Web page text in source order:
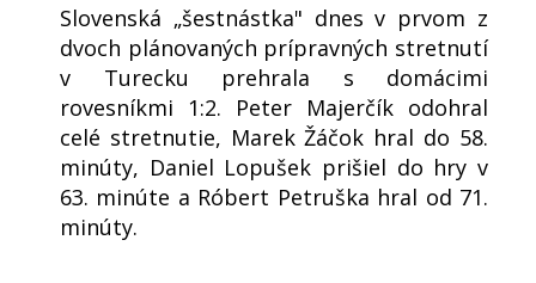
Slovenská „šestnástka" dnes v prvom z
dvoch plánovaných prípravných stretnutí
v Turecku prehrala s domácimi
rovesníkmi 1:2. Peter Majerčík odohral
celé stretnutie, Marek Žáčok hral do 58.
minúty, Daniel Lopušek prišiel do hry v
63. minúte a Róbert Petruška hral od 71.
minúty.